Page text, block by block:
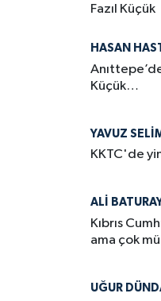
Fazıl Küçük
HASAN
Küçük…
YAVUZ
KKTC'de
ALI
Kıbrıs
ama çok
UĞUR